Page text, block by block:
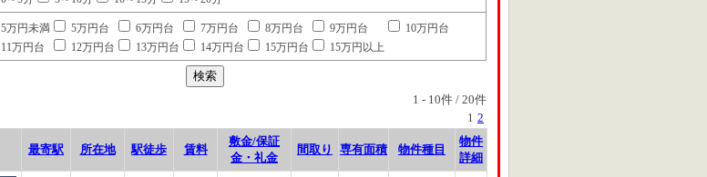
5万円未満 5万円台 6万円台 7万円台 8万円台 9万円台
10万円台
11万円台
12万円台 13万円台 14万円台 15万円台 15万円以上
1 - 10件 / 20件
1 2
最寄駅 所在地 駅徒歩 賃料
敷金/保証
金・礼金
間取り 専有面積 物件種目
物件
詳細